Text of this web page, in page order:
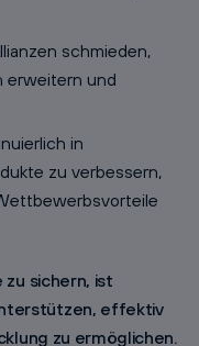
schmieden,
erweitern und
in
zu verbessern,
zu sichern, ist
effektiv
zu ermöglichen.